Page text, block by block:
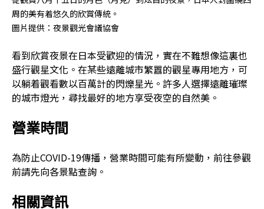
周的美有着悠久的欣賞傳統。
圖片提供：夜景觀光會議協會
看到欣賞夜景在日本受歡迎的情況，實在不難想像這裏也
盛行觀星文化。在某些遠離城市繁囂的觀星專用地方，可
以躺着觀看數以百萬計的閃爍星光。許多人選擇遠離璀璨
的城市燈光，尋找最好的地方享受夜空的自然美。
營業時間
為防止COVID-19傳播，營業時間可能有所變動，前往參觀
前請先向各景點查詢。
相關資訊